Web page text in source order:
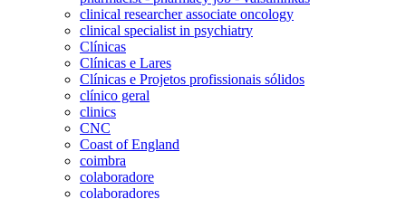
clinical researcher associate oncology
clinical specialist in psychiatry
Clínicas
Clínicas e Lares
Clínicas e Projetos profissionais sólidos
clínico geral
clinics
CNC
Coast of England
coimbra
colaboradore
colaboradores